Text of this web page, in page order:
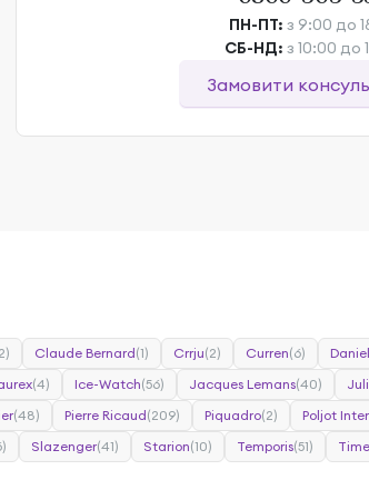
ПН-ПТ: з 9:00 до
СБ-НД: з 10:00 до
Замовити
Claude Bernard(1) Crrju(2) Curren(6)
(4) Ice-Watch(56) Jacques Lemans(40)
(48) Pierre Ricaud(209) Piquadro(2) Poljot
Slazenger(41) Starion(10) Temporis(51)